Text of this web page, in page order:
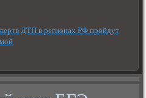
ДТП в регионах РФ пройдут